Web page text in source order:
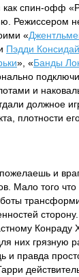
как спин-офф
Режиссером
«
Пэдди
», «Банды
и
должное
плотности
и
Мало того что
Конраду
них грязную
и правда